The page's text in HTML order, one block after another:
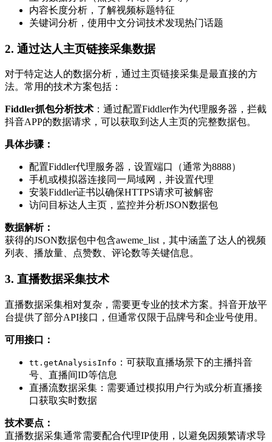
内容长度分析，了解视频标题特征
关键词分析，使用中文分词技术发现热门话题
2. 通过达人主页链接采集数据
对于特定达人的数据分析，通过主页链接采集是最直接的方
法。常用的技术方案包括：
Fiddler抓包分析技术 ：通过配置Fiddler作为代理服务器，拦截
抖音APP的数据请求，可以获取到达人主页的完整数据包。
具体步骤：
配置Fiddler代理服务器，设置端口（通常为8888）
手机或模拟器连接同一局域网，并设置代理
安装Fiddler证书以确保HTTPS请求可被解密
访问目标达人主页，监控并分析JSON数据包
数据解析：
获得的JSON数据包中包含aweme_list，其中涵盖了达人的视频
列表、播放量、点赞数、评论数等关键信息。
3. 直播数据采集技术
直播数据采集相对复杂，需要更专业的技术方案。抖音开放平
台提供了部分API接口，但通常仅限于品牌号和企业号使用。
可用接口：
tt.getAnalysisInfo ：可获取直播场景下的主播抖音
号、直播间ID等信息
直播流数据采集：需要通过模拟用户行为或分析直播接
口获取实时数据
技术要点：
直播数据采集通常需要配合代理IP使用，以避免因频繁请求导